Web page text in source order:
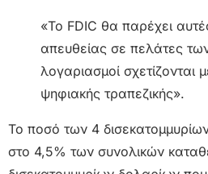
«Το FDIC θα παρέχει
απευθείας σε πελάτες
λογαριασμοί σχετίζονται
ψηφιακής τραπεζικής».
Το ποσό των 4
στο 4,5% των συνολικών